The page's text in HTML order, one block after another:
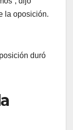
la oposición.
duró